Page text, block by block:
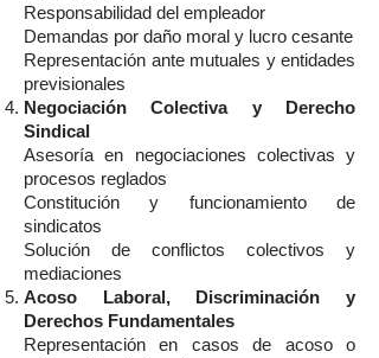
Responsabilidad del empleador
Demandas por daño moral y lucro cesante
Representación ante mutuales y entidades
previsionales
Negociación Colectiva y Derecho
Sindical
Asesoría en negociaciones colectivas y
procesos reglados
Constitución y funcionamiento de
sindicatos
Solución de conflictos colectivos y
mediaciones
Acoso Laboral, Discriminación y
Derechos Fundamentales
Representación en casos de acoso o